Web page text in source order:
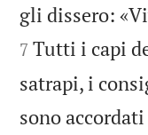
gli dissero:
7 Tutti i capi
satrapi, i
sono